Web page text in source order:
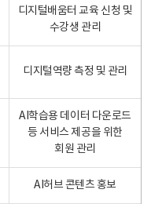
디지털배움터 교육 신청 및
수강생 관리
디지털역량 측정 및 관리
AI학습용 데이터 다운로드
등 서비스 제공을 위한
회원 관리
AI허브 콘텐츠 홍보